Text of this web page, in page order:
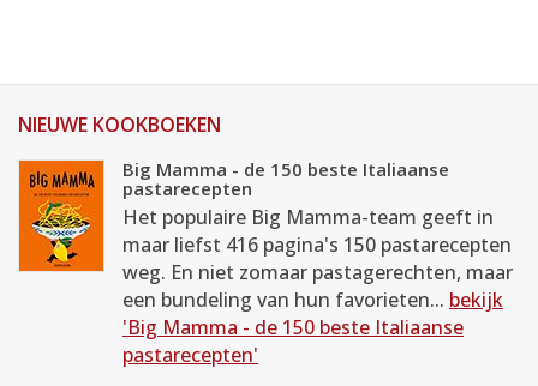
NIEUWE KOOKBOEKEN
Big Mamma - de 150 beste Italiaanse
pastarecepten
Het populaire Big Mamma-team geeft in
maar liefst 416 pagina's 150 pastarecepten
weg. En niet zomaar pastagerechten, maar
een bundeling van hun favorieten... bekijk
'Big Mamma - de 150 beste Italiaanse
pastarecepten'